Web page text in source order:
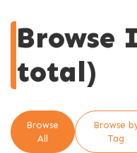
Browse
total)
Browse
All
Browse
Tag